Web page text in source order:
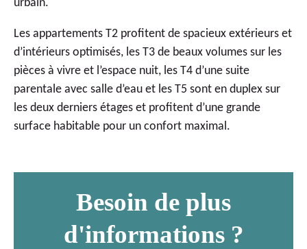
urbain.
Les appartements T2 profitent de spacieux extérieurs et
d’intérieurs optimisés, les T3 de beaux volumes sur les
pièces à vivre et l’espace nuit, les T4 d’une suite
parentale avec salle d’eau et les T5 sont en duplex sur
les deux derniers étages et profitent d’une grande
surface habitable pour un confort maximal.
Besoin de plus
d'informations ?